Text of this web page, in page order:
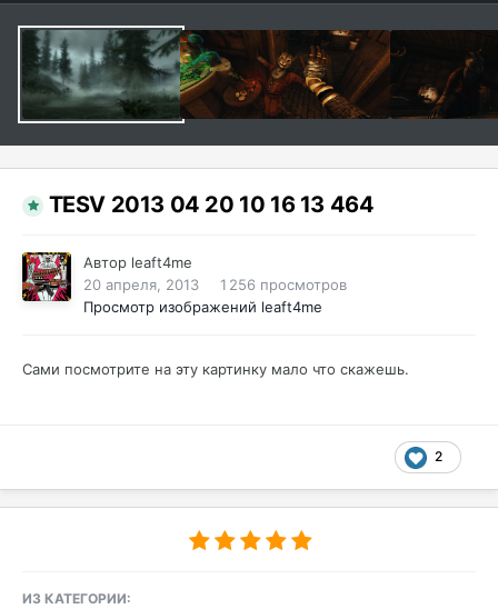
TESV 2013 04 20 10 16 13 464
Автор leaft4me
20 апреля, 2013
1 256 просмотров
Просмотр изображений leaft4me
Сами посмотрите на эту картинку мало что скажешь.
2
ИЗ КАТЕГОРИИ: